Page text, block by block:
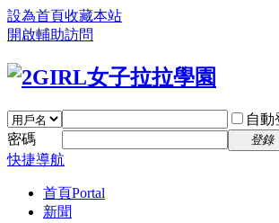
設為首頁收藏本站
開啟輔助訪問
自動
密碼
登錄
快捷導航
首頁Portal
新聞